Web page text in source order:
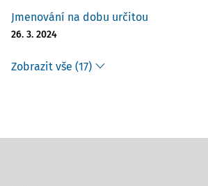
Jmenování na dobu určitou
26. 3. 2024
Zobrazit vše (17)